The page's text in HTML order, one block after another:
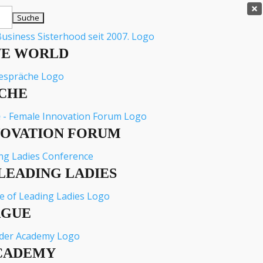

WORLD
FORUM
LADIES